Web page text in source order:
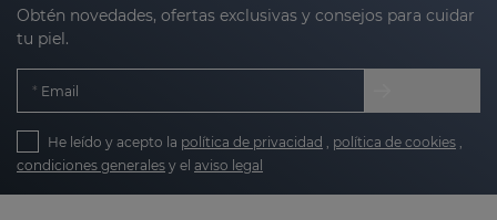
renovadores como el retinol y el ácido mandélico
para mejorar la textura de la piel y activos
antioxidantes e hidratantes para terminar de
complementar la fórmula. SESBALANCE incorpora
un activo matificante que ayuda mantener la piel
con el acabado mate perfecto.
Obtén novedades, ofertas exclusivas y consejos para cuidar
tu piel.
Email
He leído y acepto la política de privacidad política de cookies
condiciones generales y el aviso legal